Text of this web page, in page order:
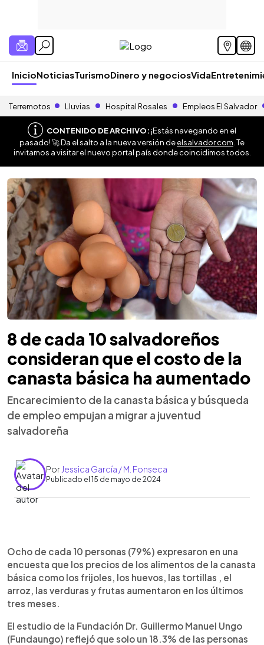
InicioNoticiasTurismoDinero y negociosVida
Terremotos Lluvias Hospital Rosales Empleos El Salvador
CONTENIDO DE ARCHIVO:¡Estás navegando en el
pasado! 🚀 Da el salto a la nueva versión deelsalvador.com . Te
invitamos a visitar el nuevo portal país donde coincidimos todos.
8 de cada 10 salvadoreños
consideran que el costo de la
canasta básica ha aumentado
Encarecimiento de la canasta básica y búsqueda
de empleo empujan a migrar a juventud
salvadoreña
Por Jessica García / M. Fonseca
Publicado el 15 de mayo de 2024
► Escuchar artículo
Ocho de cada 10 personas (79%) expresaron en una
encuesta que los precios de los alimentos de la canasta
básica como los frijoles, los huevos, las tortillas , el
arroz, las verduras y frutas aumentaron en los últimos
tres meses.
El estudio de la Fundación Dr. Guillermo Manuel Ungo
(Fundaungo) reflejó que solo un 18.3% de las personas